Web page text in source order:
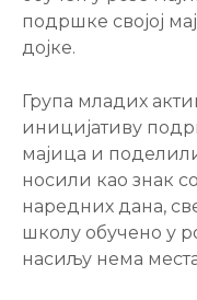
подршке својој
дојке.
Група младих
иницијативу
мајица и
носили као знак
наредних дана,
школу обучено у
насиљу нема